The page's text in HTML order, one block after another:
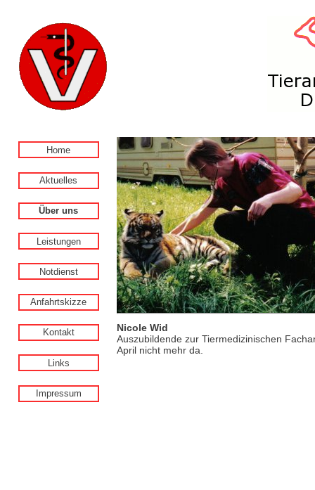
Home
Aktuelles
Über uns
Leistungen
Notdienst
Anfahrtskizze
Kontakt
Links
Impressum
Nicole Wid
Auszubildende zur Tiermedizinischen
April nicht mehr da.